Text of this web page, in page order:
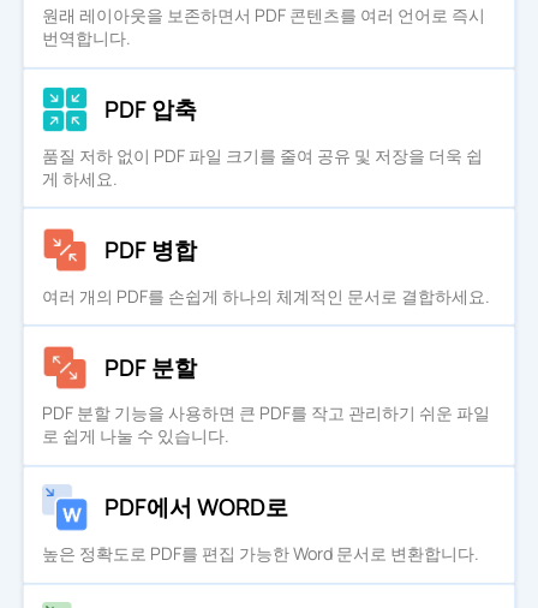
원래 레이아웃을 보존하면서 PDF 콘텐츠를 여러 언어로 즉시
번역합니다.
PDF 압축
품질 저하 없이 PDF 파일 크기를 줄여 공유 및 저장을 더욱 쉽
게 하세요.
PDF 병합
여러 개의 PDF를 손쉽게 하나의 체계적인 문서로 결합하세요.
PDF 분할
PDF 분할 기능을 사용하면 큰 PDF를 작고 관리하기 쉬운 파일
로 쉽게 나눌 수 있습니다.
PDF에서 WORD로
높은 정확도로 PDF를 편집 가능한 Word 문서로 변환합니다.